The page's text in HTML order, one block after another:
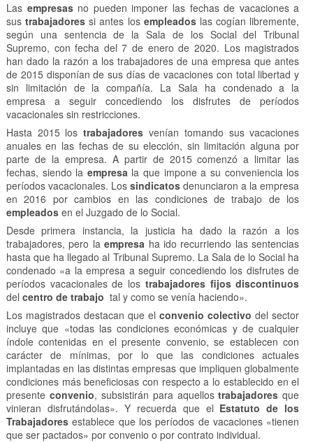
Las empresasno pueden imponer las fechas de vacaciones a
sustrabajadores si antes los empleadoslas cogían libremente,
según una sentencia de la Sala de los Social del Tribunal
Supremo, con fecha del 7 de enero de 2020. Los magistrados
han dado la razón a los trabajadores de una empresa que antes
de 2015 disponían de sus días de vacaciones con total libertad y
sin limitación de la compañía. La Sala ha condenado a la
empresa a seguir concediendo los disfrutes de períodos
vacacionales sin restricciones.
Hasta 2015 lostrabajadores venían tomando sus vacaciones
anuales en las fechas de su elección, sin limitación alguna por
parte de la empresa. A partir de 2015 comenzó a limitar las
fechas, siendo la empresala que impone a su conveniencia los
períodos vacacionales. Lossindicatos denunciaron a la empresa
en 2016 por cambios en las condiciones de trabajo de los
empleadosen el Juzgado de lo Social.
Desde primera instancia, la justicia ha dado la razón a los
trabajadores, pero laempresa ha ido recurriendo las sentencias
hasta que ha llegado al Tribunal Supremo. La Sala de lo Social ha
condenado «a la empresa a seguir concediendo los disfrutes de
períodos vacacionales de los trabajadores fijos discontinuos
del centro de trabajo tal y como se venía haciendo».
Los magistrados destacan que elconvenio colectivo del sector
incluye que «todas las condiciones económicas y de cualquier
índole contenidas en el presente convenio, se establecen con
carácter de mínimas, por lo que las condiciones actuales
implantadas en las distintas empresas que impliquen globalmente
condiciones más beneficiosas con respecto a lo establecido en el
presente convenio, subsistirán para aquellostrabajadores que
vinieran disfrutándolas». Y recuerda que el Estatuto de los
Trabajadoresestablece que los períodos de vacaciones «tienen
que ser pactados» por convenio o por contrato individual.